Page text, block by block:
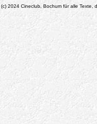
(c) 2024 Cineclub, Bochum für alle Texte,